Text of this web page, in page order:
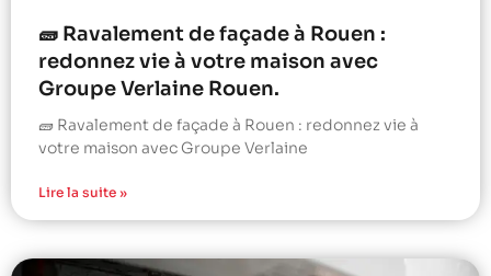
🧱 Ravalement de façade à Rouen :
redonnez vie à votre maison avec
Groupe Verlaine Rouen.
🧱 Ravalement de façade à Rouen : redonnez vie à
votre maison avec Groupe Verlaine
Lire la suite »